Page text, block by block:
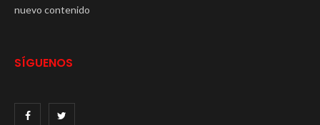
nuevo contenido
SÍGUENOS